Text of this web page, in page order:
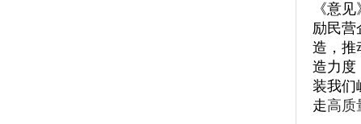
《意
励民营
造，推
造力度
装我们
走高质